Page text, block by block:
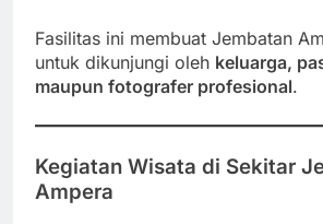
Fasilitas ini membuat Jembatan
untuk dikunjungi oleh keluarga,
maupun fotografer profesional.
Kegiatan Wisata di Sekitar
Ampera